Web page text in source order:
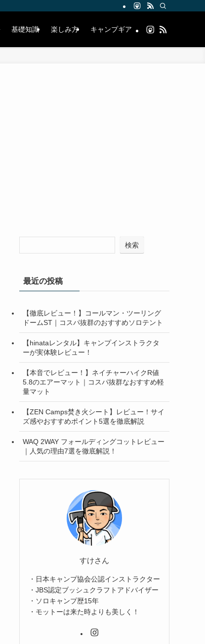
基礎知識 楽しみ方 キャンプギア
検索
最近の投稿
【徹底レビュー！】コールマン・ツーリング
ドームST｜コスパ抜群のおすすめソロテント
【hinataレンタル】キャンプインストラクタ
ーが実体験レビュー！
【本音でレビュー！】ネイチャーハイクR値
5.8のエアーマット｜コスパ抜群なおすすめ軽
量マット
【ZEN Camps焚き火シート】レビュー！サイ
ズ感やおすすめポイント5選を徹底解説
WAQ 2WAY フォールディングコットレビュー
｜人気の理由7選を徹底解説！
すけさん
・日本キャンプ協会公認インストラクター
・JBS認定ブッシュクラフトアドバイザー
・ソロキャンプ歴15年
・モットーは来た時よりも美しく！